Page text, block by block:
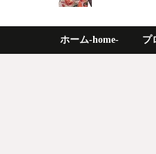
ホーム-home- プ